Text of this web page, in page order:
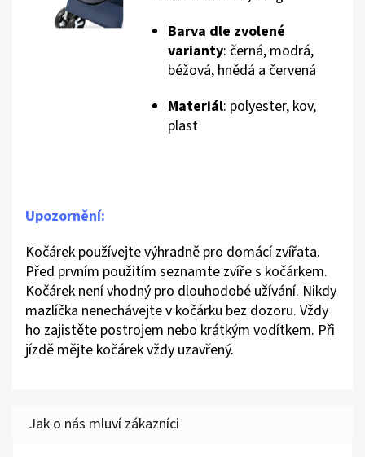
Barva dle zvolené
varianty: černá, modrá,
béžová, hnědá a červená
Materiál: polyester, kov,
plast
Upozornění:
Kočárek používejte výhradně pro domácí zvířata.
Před prvním použitím seznamte zvíře s kočárkem.
Kočárek není vhodný pro dlouhodobé užívání. Nikdy
mazlíčka nenechávejte v kočárku bez dozoru. Vždy
ho zajistěte postrojem nebo krátkým vodítkem. Při
jízdě mějte kočárek vždy uzavřený.